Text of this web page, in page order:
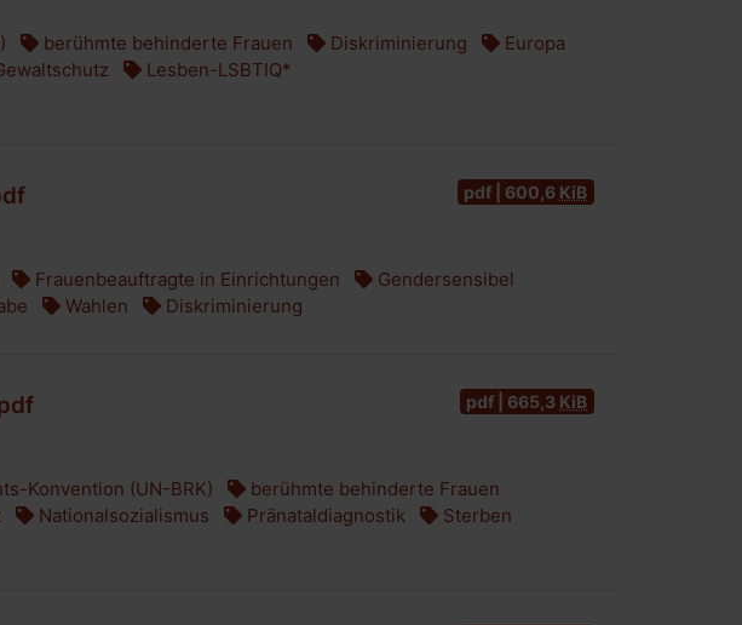
berühmte behinderte Frauen Diskriminierung
Europa
Lesben-LSBTIQ*
pdf | 600,6 KiB
Frauenbeauftragte in Einrichtungen
Gendersensibel
Wahlen Diskriminierung
pdf | 665,3 KiB
Konvention (UN-BRK)
berühmte behinderte Frauen
Nationalsozialismus Pränataldiagnostik
Sterben